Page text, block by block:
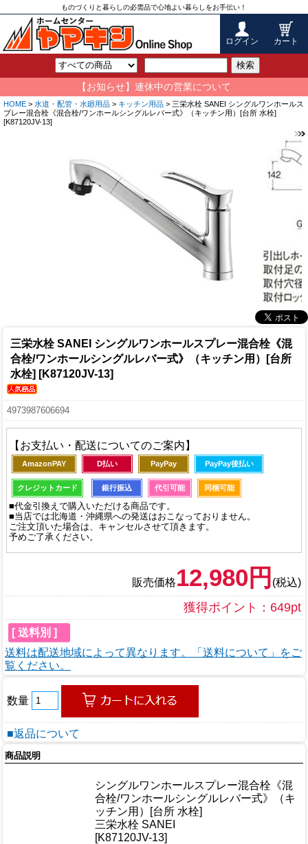
ものづくりと暮らしの必需品で心地よい暮らしをお手伝い！
ログイン カート
検索
【お知らせ】連休中の営業について
HOME > 水道・配管・水廻用品 > キッチン用品 > 三栄水栓 SANEI シングルワンホールス
プレー混合栓《混合栓/ワンホールシングルレバー式》（キッチン用）[台所 水栓]
[K87120JV-13]
三栄水栓 SANEI シングルワンホールスプレー混合栓《混
合栓/ワンホールシングルレバー式》（キッチン用）[台所
水栓] [K87120JV-13]
4973987606694
【お支払い・配送についてのご案内】
AmazonPAY D払い PayPay PayPay後払い
クレジットカード 銀行振込 代引可能 同梱可能
■代金引換えで購入いただける商品です。
■当店では北海道・沖縄県への発送はおこなっておりません。
ご注文頂いた場合は、キャンセルさせて頂きます。
予めご了承ください。
販売価格12,980円 (税込)
獲得ポイント：649pt
[ 送料別 ]
送料は配送地域によって異なります。「送料について」をご
覧ください。
数量
■返品について
商品説明
シングルワンホールスプレー混合栓《混
合栓/ワンホールシングルレバー式》（キ
ッチン用）[台所 水栓]
三栄水栓 SANEI
[K87120JV-13]